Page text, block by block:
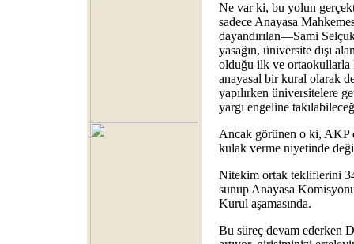
Ne var ki, bu yolun
sadece Anayasa
dayandırılan—Sami
yasağın, üniversite dışı
olduğu ilk ve ortaokullarla
anayasal bir kural olarak
yapılırken üniversitelere
yargı engeline
Ancak görünen o ki, AKP
kulak verme niyetinde
Nitekim ortak tekliflerini
sunup Anayasa
Kurul aşamasında.
Bu süreç devam ederken